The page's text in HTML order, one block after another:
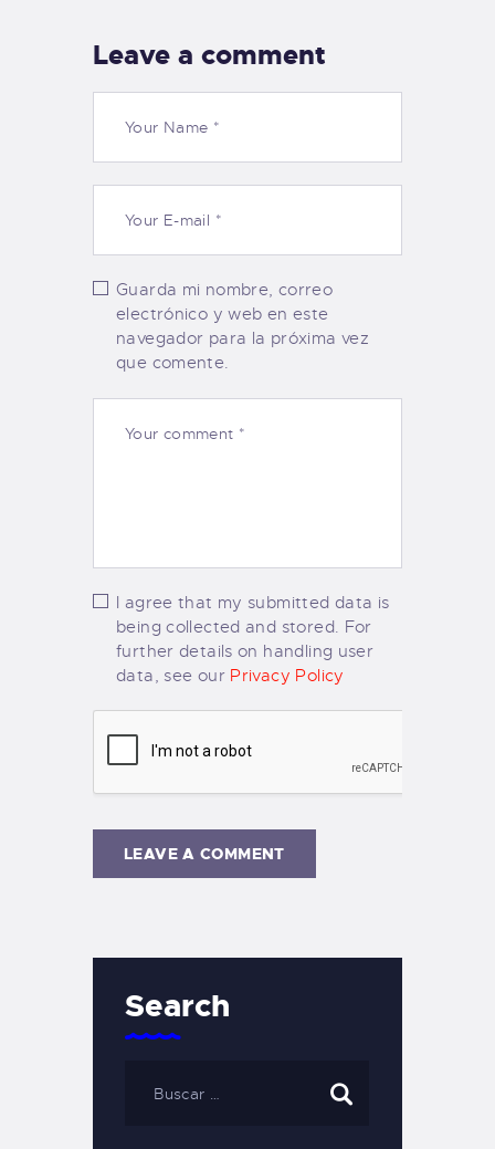
Leave a comment
Guarda mi nombre, correo
electrónico y web en este
navegador para la próxima vez
que comente.
I agree that my submitted data is
being collected and stored. For
further details on handling user
data, see our Privacy Policy
Search